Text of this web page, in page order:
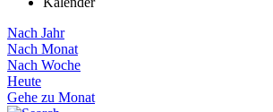
Nach Jahr
Nach Monat
Nach Woche
Heute
Gehe zu Monat